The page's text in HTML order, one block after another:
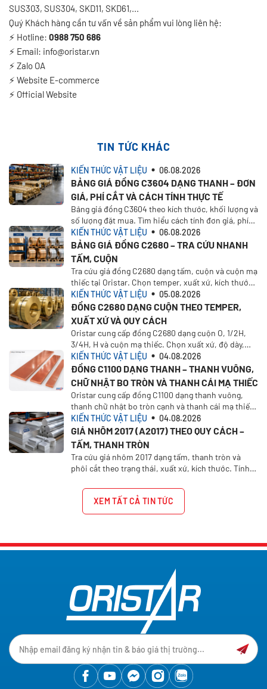
SUS303, SUS304, SKD11, SKD61,...
Quý Khách hàng cần tư vấn về sản phẩm vui lòng liên hệ:
⚡ Hotline: 0988 750 686
⚡ Email: info@oristar.vn
⚡ Zalo OA
⚡ Website E-commerce
⚡ Official Website
TIN TỨC KHÁC
KIẾN THỨC VẬT LIỆU 06.08.2026
BẢNG GIÁ ĐỒNG C3604 DẠNG THANH – ĐƠN
GIÁ, PHÍ CẮT VÀ CÁCH TÍNH THỰC TẾ
Bảng giá đồng C3604 theo kích thước, khối lượng và
số lượng đặt mua. Tìm hiểu cách tính đơn giá, phí
cắt, VAT, vận chuyển và nhận báo giá tại Oristar
KIẾN THỨC VẬT LIỆU 06.08.2026
BẢNG GIÁ ĐỒNG C2680 – TRA CỨU NHANH
TẤM, CUỘN
Tra cứu giá đồng C2680 dạng tấm, cuộn và cuộn mạ
thiếc tại Oristar. Chọn temper, xuất xứ, kích thước,
khối lượng để tính giá theo nhu cầu thực tế
KIẾN THỨC VẬT LIỆU 05.08.2026
ĐỒNG C2680 DẠNG CUỘN THEO TEMPER,
XUẤT XỨ VÀ QUY CÁCH
Oristar cung cấp đồng C2680 dạng cuộn O, 1/2H,
3/4H, H và cuộn mạ thiếc. Chọn xuất xứ, độ dày,
khổ rộng, khối lượng và yêu cầu báo giá.
KIẾN THỨC VẬT LIỆU 04.08.2026
ĐỒNG C1100 DẠNG THANH – THANH VUÔNG,
CHỮ NHẬT BO TRÒN VÀ THANH CÁI MẠ THIẾC
Oristar cung cấp đồng C1100 dạng thanh vuông,
thanh chữ nhật bo tròn cạnh và thanh cái mạ thiếc
1/2H. Chọn xuất xứ, kích thước và yêu cầu báo giá
trên Oristar Plus
KIẾN THỨC VẬT LIỆU 04.08.2026
GIÁ NHÔM 2017 (A2017) THEO QUY CÁCH –
TẤM, THANH TRÒN
Tra cứu giá nhôm 2017 dạng tấm, thanh tròn và
phôi cắt theo trạng thái, xuất xứ, kích thước. Tính
XEM TẤT CẢ TIN TỨC